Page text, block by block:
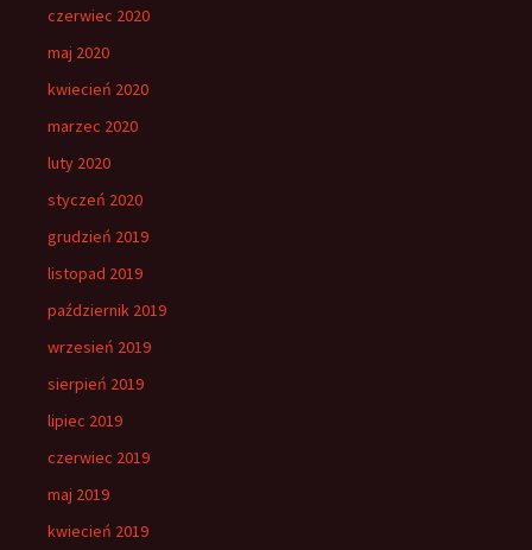
czerwiec 2020
maj 2020
kwiecień 2020
marzec 2020
luty 2020
styczeń 2020
grudzień 2019
listopad 2019
październik 2019
wrzesień 2019
sierpień 2019
lipiec 2019
czerwiec 2019
maj 2019
kwiecień 2019